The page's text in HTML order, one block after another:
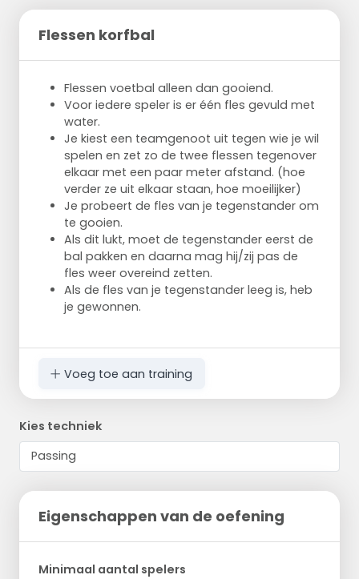
Flessen korfbal
Flessen voetbal alleen dan gooiend.
Voor iedere speler is er één fles gevuld met
water.
Je kiest een teamgenoot uit tegen wie je wil
spelen en zet zo de twee flessen tegenover
elkaar met een paar meter afstand. (hoe
verder ze uit elkaar staan, hoe moeilijker)
Je probeert de fles van je tegenstander om
te gooien.
Als dit lukt, moet de tegenstander eerst de
bal pakken en daarna mag hij/zij pas de
fles weer overeind zetten.
Als de fles van je tegenstander leeg is, heb
je gewonnen.
Voeg toe aan training
Kies techniek
Eigenschappen van de oefening
Minimaal aantal spelers